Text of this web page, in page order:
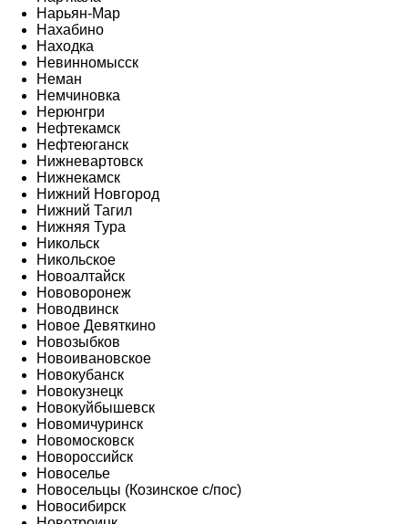
Нарьян-Мар
Нахабино
Находка
Невинномысск
Неман
Немчиновка
Нерюнгри
Нефтекамск
Нефтеюганск
Нижневартовск
Нижнекамск
Нижний Новгород
Нижний Тагил
Нижняя Тура
Никольск
Никольское
Новоалтайск
Нововоронеж
Новодвинск
Новое Девяткино
Новозыбков
Новоивановское
Новокубанск
Новокузнецк
Новокуйбышевск
Новомичуринск
Новомосковск
Новороссийск
Новоселье
Новосельцы (Козинское с/пос)
Новосибирск